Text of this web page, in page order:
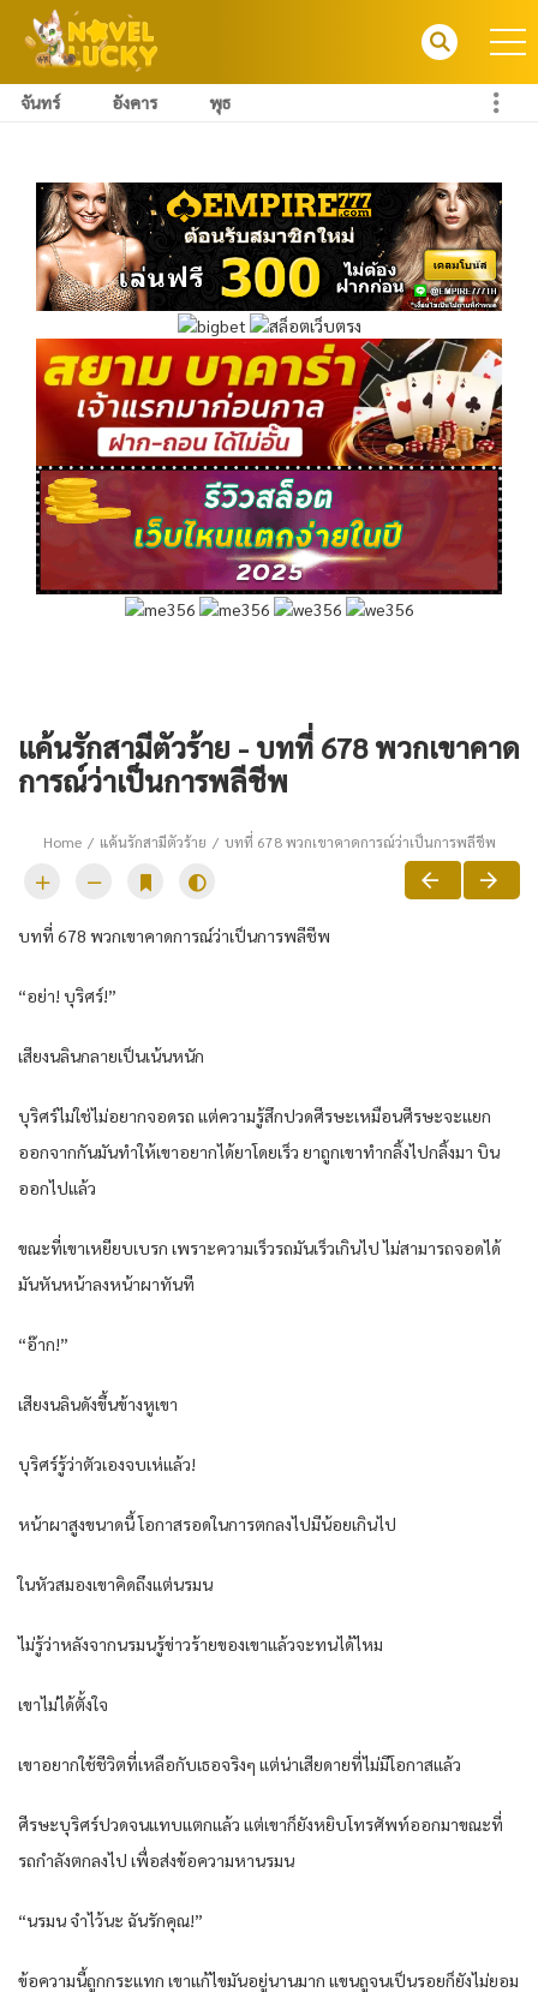
จันทร์ อังคาร พุธ
แค้นรักสามีตัวร้าย - บทที่ 678 พวกเขาคาด
การณ์ว่าเป็นการพลีชีพ
Home แค้นรักสามีตัวร้าย บทที่ 678 พวกเขาคาดการณ์ว่าเป็นการพลีชีพ
บทที่ 678 พวกเขาคาดการณ์ว่าเป็นการพลีชีพ
“อย่า! บุริศร์!”
เสียงนลินกลายเป็นเน้นหนัก
บุริศร์ไม่ใช่ไม่อยากจอดรถ แต่ความรู้สึกปวดศีรษะเหมือนศีรษะจะแยก
ออกจากกันมันทำให้เขาอยากได้ยาโดยเร็ว ยาถูกเขาทำกลิ้งไปกลิ้งมา บิน
ออกไปแล้ว
ขณะที่เขาเหยียบเบรก เพราะความเร็วรถมันเร็วเกินไป ไม่สามารถจอดได้
มันหันหน้าลงหน้าผาทันที
“อ๊าก!”
เสียงนลินดังขึ้นข้างหูเขา
บุริศร์รู้ว่าตัวเองจบเห่แล้ว!
หน้าผาสูงขนาดนี้ โอกาสรอดในการตกลงไปมีน้อยเกินไป
ในหัวสมองเขาคิดถึงแต่นรมน
ไม่รู้ว่าหลังจากนรมนรู้ข่าวร้ายของเขาแล้วจะทนได้ไหม
เขาไม่ได้ตั้งใจ
เขาอยากใช้ชีวิตที่เหลือกับเธอจริงๆ แต่น่าเสียดายที่ไม่มีโอกาสแล้ว
ศีรษะบุริศร์ปวดจนแทบแตกแล้ว แต่เขาก็ยังหยิบโทรศัพท์ออกมาขณะที่
รถกำลังตกลงไป เพื่อส่งข้อความหานรมน
“นรมน จำไว้นะ ฉันรักคุณ!”
ข้อความนี้ถูกกระแทก เขาแก้ไขมันอยู่นานมาก แขนถูจนเป็นรอยก็ยังไม่ยอม